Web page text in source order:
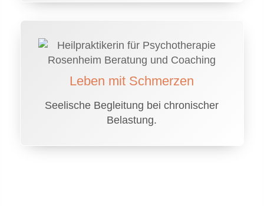
Leben mit Schmerzen
Seelische Begleitung bei chronischer
Belastung.